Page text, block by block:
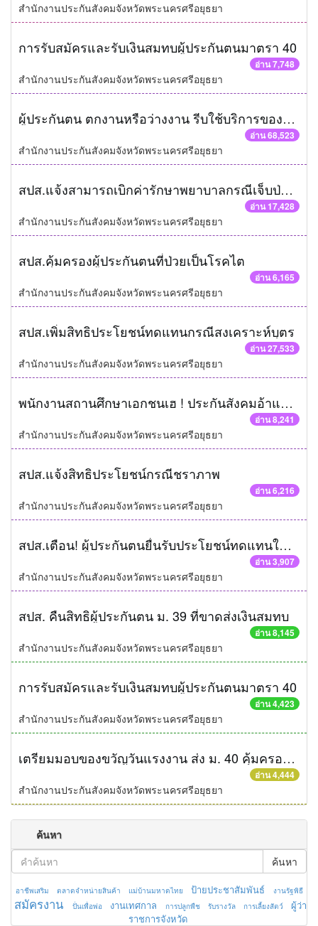
สำนักงานประกันสังคมจังหวัดพระนครศรีอยุธยา
การรับสมัครและรับเงินสมทบผู้ประกันตนมาตรา 40
อ่าน 7,748
สำนักงานประกันสังคมจังหวัดพระนครศรีอยุธยา
ผู้ประกันตน ตกงานหรือว่างงาน รีบใช้บริการของสำนักงานประกันสังคม
อ่าน 68,523
สำนักงานประกันสังคมจังหวัดพระนครศรีอยุธยา
สปส.แจ้งสามารถเบิกค่ารักษาพยาบาลกรณีเจ็บป่วยฉุกเฉินคืนได้ 2 ช่องทาง ทั้งประกันชีวิตและสิทธิประกันสังคม
อ่าน 17,428
สำนักงานประกันสังคมจังหวัดพระนครศรีอยุธยา
สปส.คุ้มครองผู้ประกันตนที่ป่วยเป็นโรคไต
อ่าน 6,165
สำนักงานประกันสังคมจังหวัดพระนครศรีอยุธยา
สปส.เพิ่มสิทธิประโยชน์ทดแทนกรณีสงเคราะห์บุตร
อ่าน 27,533
สำนักงานประกันสังคมจังหวัดพระนครศรีอยุธยา
พนักงานสถานศึกษาเอกชนเฮ ! ประกันสังคมอ้าแขนรับเข้าระบบ
อ่าน 8,241
สำนักงานประกันสังคมจังหวัดพระนครศรีอยุธยา
สปส.แจ้งสิทธิประโยชน์กรณีชราภาพ
อ่าน 6,216
สำนักงานประกันสังคมจังหวัดพระนครศรีอยุธยา
สปส.เตือน! ผู้ประกันตนยื่นรับประโยชน์ทดแทนใน 1 ปี
อ่าน 3,907
สำนักงานประกันสังคมจังหวัดพระนครศรีอยุธยา
สปส. คืนสิทธิผู้ประกันตน ม. 39 ที่ขาดส่งเงินสมทบ
อ่าน 8,145
สำนักงานประกันสังคมจังหวัดพระนครศรีอยุธยา
การรับสมัครและรับเงินสมทบผู้ประกันตนมาตรา 40
อ่าน 4,423
สำนักงานประกันสังคมจังหวัดพระนครศรีอยุธยา
เตรียมมอบของขวัญวันแรงงาน ส่ง ม. 40 คุ้มครองแรงงานอิสระ
อ่าน 4,444
สำนักงานประกันสังคมจังหวัดพระนครศรีอยุธยา
ค้นหา
ค้นหา
อาชีพเสริม ตลาดจำหน่ายสินค้า แม่บ้านมหาดไทย ป้ายประชาสัมพันธ์ งานรัฐพิธี
สมัครงาน ปั่นเพื่อพ่อ งานเทศกาล การปลูกพืช รับรางวัล การเลี้ยงสัตว์
ผู้ว่า
ราชการจังหวัด